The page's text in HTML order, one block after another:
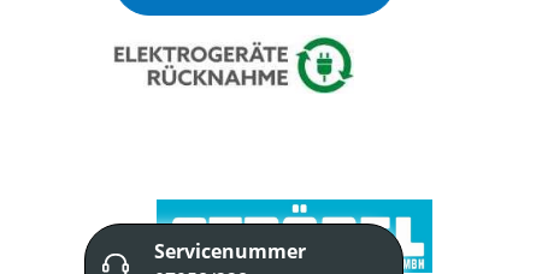
Servicenummer